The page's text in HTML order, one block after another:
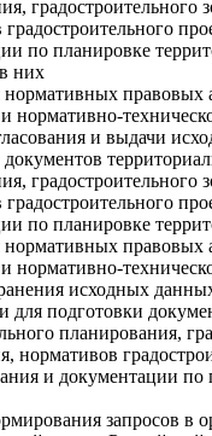
градостроительного
по планировке
них
нормативных правовых
нормативно-
и выдачи
градостроительного
по планировке
нормативных правовых
нормативно-
исходных
для подготовки
планирования,
нормативов
и документации по
запросов в